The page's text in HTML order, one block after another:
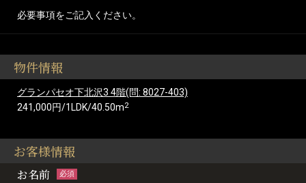
必要事項をご記入ください。
物件情報
グランパセオ下北沢3 4階(問: 8027-403)
241,000円/1LDK/40.50m2
お客様情報
お名前 必須